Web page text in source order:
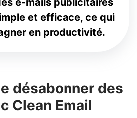
e-mails publicitaires
et efficace, ce qui
en productivité.
désabonner des
Clean Email